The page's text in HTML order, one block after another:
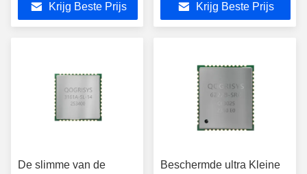
BluetoothKrijg Beste Prijs
VideodeurbelKrijg Beste Prijs
De slimme van de
Beschermde ultra Kleine